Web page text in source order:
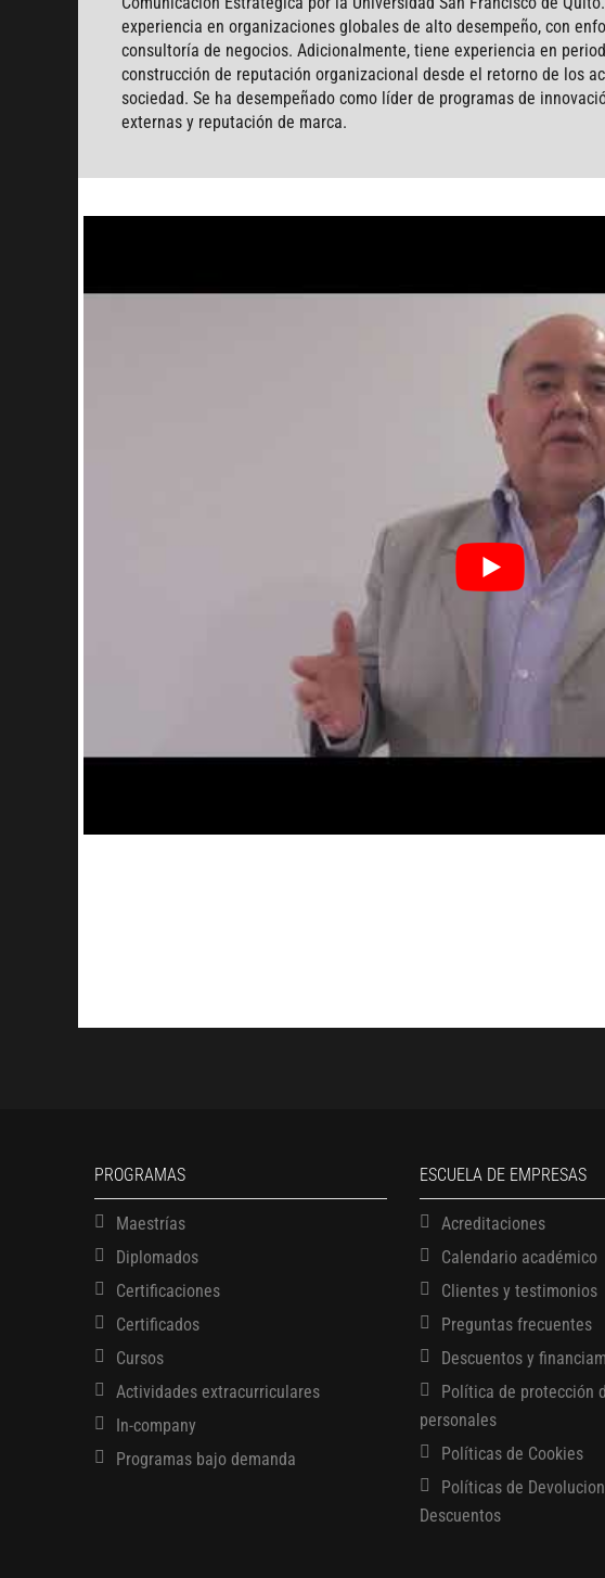
experiencia en organizaciones globales de alto desempeño, con
consultoría de negocios. Adicionalmente, tiene experiencia en
construcción de reputación organizacional desde el retorno de los
sociedad. Se ha desempeñado como líder de programas de
externas y reputación de marca.
PROGRAMAS
Maestrías
Diplomados
Certificaciones
Certificados
Cursos
Actividades extracurriculares
In-company
Programas bajo demanda
ESCUELA DE EMPRESAS
Acreditaciones
Calendario académico
Clientes y testimonios
Preguntas frecuentes
Descuentos y
Política de protección
personales
Políticas de Cookies
Políticas de
Descuentos